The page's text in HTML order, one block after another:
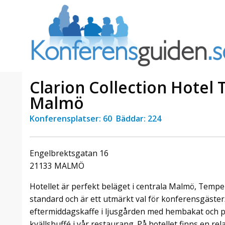
Clarion Collection Hotel
Malmö
Konferensplatser: 60 Bäddar: 224
Engelbrektsgatan 16
21133 MALMÖ
Hotellet är perfekt beläget i centrala Malmö,
standard och är ett utmärkt val för
eftermiddagskaffe i ljusgården med hembakat och
här är
Erbjudande från Sheraton
Julerbjudande
Välkommen att fira in julen
2026 hos oss. Mellan den 23
förvandlar vi våra lokaler till en
stämningsfull mötesplats där
hantverk, tradi ...